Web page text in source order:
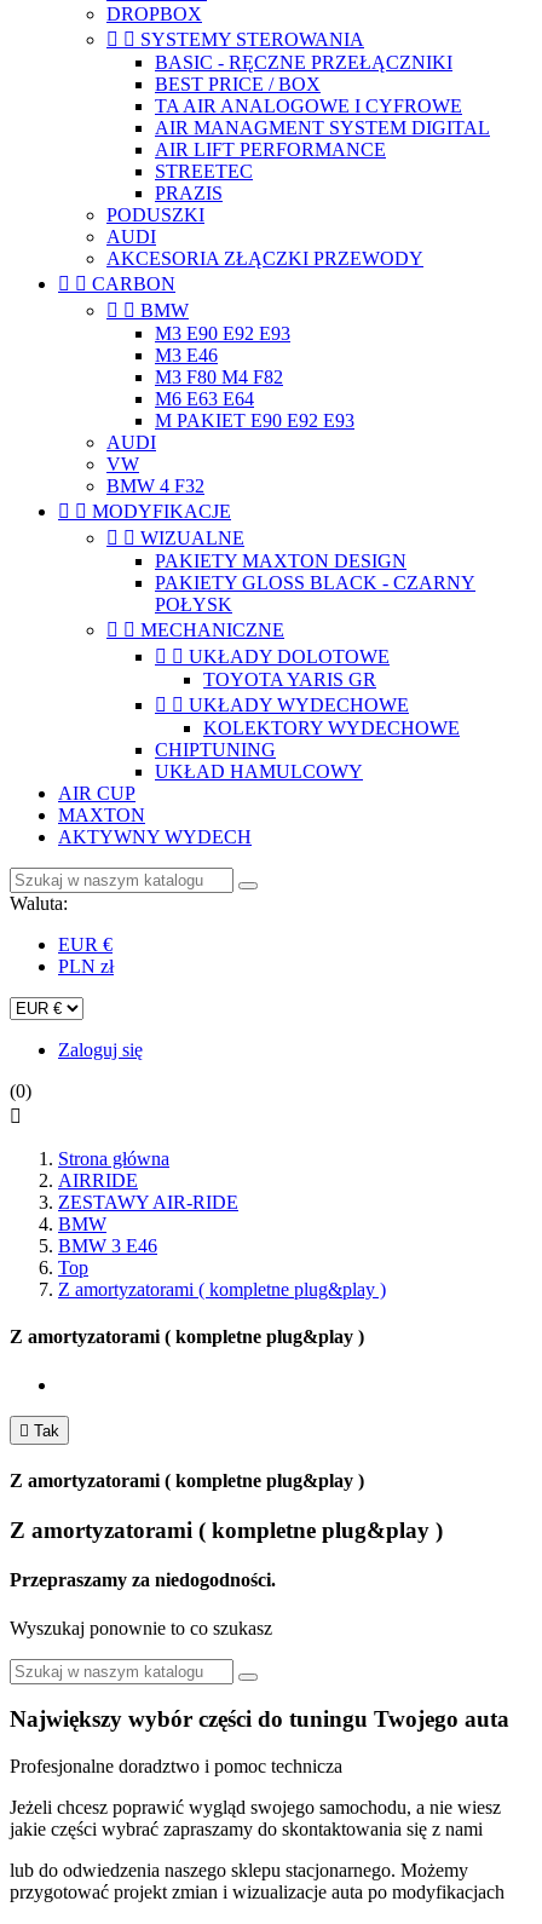
DROPBOX
  SYSTEMY STEROWANIA
BASIC - RĘCZNE PRZEŁĄCZNIKI
BEST PRICE / BOX
TA AIR ANALOGOWE I CYFROWE
AIR MANAGMENT SYSTEM DIGITAL
AIR LIFT PERFORMANCE
STREETEC
PRAZIS
PODUSZKI
AUDI
AKCESORIA ZŁĄCZKI PRZEWODY
  CARBON
  BMW
M3 E90 E92 E93
M3 E46
M3 F80 M4 F82
M6 E63 E64
M PAKIET E90 E92 E93
AUDI
VW
BMW 4 F32
  MODYFIKACJE
  WIZUALNE
PAKIETY MAXTON DESIGN
PAKIETY GLOSS BLACK - CZARNY
POŁYSK
  MECHANICZNE
  UKŁADY DOLOTOWE
TOYOTA YARIS GR
  UKŁADY WYDECHOWE
KOLEKTORY WYDECHOWE
CHIPTUNING
UKŁAD HAMULCOWY
AIR CUP
MAXTON
AKTYWNY WYDECH
Waluta:
EUR €
PLN zł
Zaloguj się
(0)

Strona główna
AIRRIDE
ZESTAWY AIR-RIDE
BMW
BMW 3 E46
Top
Z amortyzatorami ( kompletne plug&play )
Z amortyzatorami ( kompletne plug&play )
 Tak
Z amortyzatorami ( kompletne plug&play )
Z amortyzatorami ( kompletne plug&play )
Przepraszamy za niedogodności.
Wyszukaj ponownie to co szukasz
Największy wybór części do tuningu Twojego auta
Profesjonalne doradztwo i pomoc technicza
Jeżeli chcesz poprawić wygląd swojego samochodu, a nie wiesz
jakie części wybrać zapraszamy do skontaktowania się z nami
lub do odwiedzenia naszego sklepu stacjonarnego. Możemy
przygotować projekt zmian i wizualizacje auta po modyfikacjach